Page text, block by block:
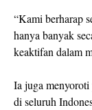
“Kami berharap
hanya banyak
keaktifan dalam
Ia juga
di seluruh